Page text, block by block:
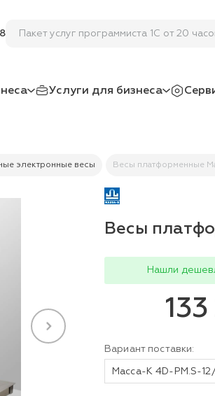
Пакет услуг программиста 1С от 20
Услуги для бизнеса
электронные весы Весы платформенные
Весы
Нашли
Вариант поставки:
Масса-К 4D-PМ.S-